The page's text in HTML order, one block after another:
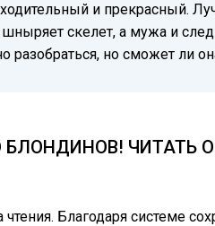
и прекрасный.
скелет, а мужа и
но сможет ли
ЧИТАТЬ
Благодаря системе